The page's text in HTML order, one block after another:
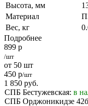
Высота, мм
Материал
Вес, кг
Подробнее
899 р
/шт
от 50 шт
450 р/шт
1 850 руб.
СПБ Бестужевская: в
СПБ Орджоникидзе